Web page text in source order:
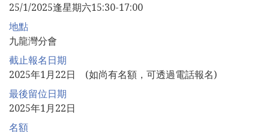
25/1/2025逢星期六15:30-17:00
地點
九龍灣分會
截止報名日期
2025年1月22日 (如尚有名額，可透過電話報名)
最後留位日期
2025年1月22日
名額